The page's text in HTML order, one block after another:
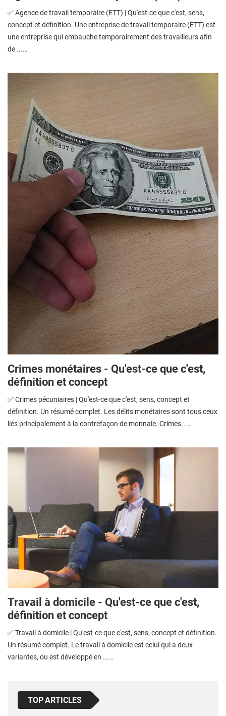
✅ Agence de travail temporaire (ETT) | Qu'est-ce que c'est, sens,
concept et définition. Une entreprise de travail temporaire (ETT) est
une entreprise qui embauche temporairement des travailleurs afin
de ...…
Crimes monétaires - Qu'est-ce que c'est,
définition et concept
✅ Crimes pécuniaires | Qu'est-ce que c'est, sens, concept et
définition. Un résumé complet. Les délits monétaires sont tous ceux
liés principalement à la contrefaçon de monnaie. Crimes...…
Travail à domicile - Qu'est-ce que c'est,
définition et concept
✅ Travail à domicile | Qu'est-ce que c'est, sens, concept et définition.
Un résumé complet. Le travail à domicile est celui qui a deux
variantes, ou est développé en ...…
TOP ARTICLES